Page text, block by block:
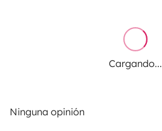
Cargando...
Ninguna opinión